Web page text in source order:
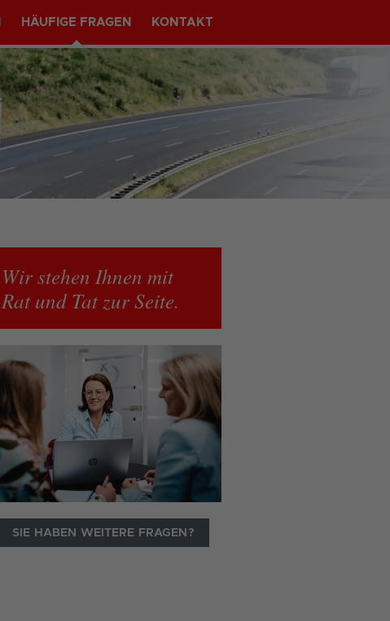
HÄUFIGE FRAGEN KONTAKT
Wir stehen Ihnen mit
Rat und Tat zur Seite.
SIE HABEN WEITERE FRAGEN?